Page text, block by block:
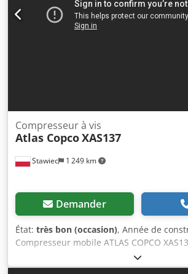
Stawiec 1 249 km
Compresseur à vis
Atlas CopcoXAS137
Demander
État: très bon (occasion), Année de
Compresseur mobile ATLAS COPCO
radiateur de refroidissement, après une
Caractéristiques techniques : débit : 7,70